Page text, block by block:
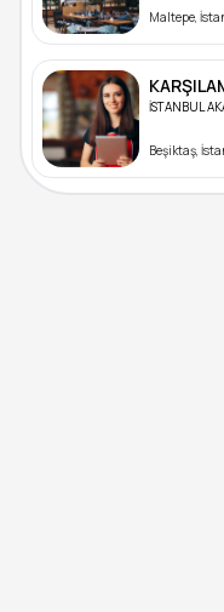
Maltepe,
İSTANBUL
Beşiktaş,